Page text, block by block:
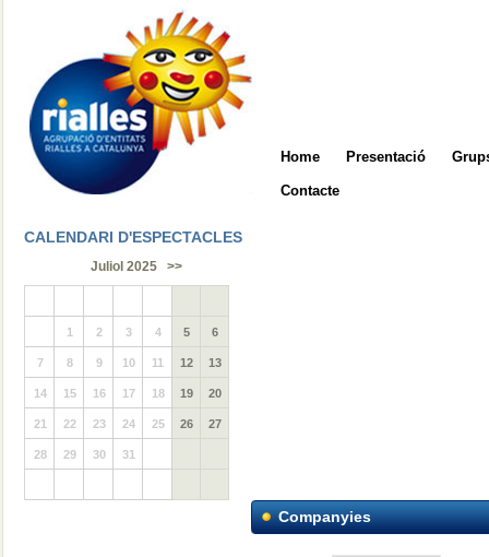
Home Presentació
Contacte
CALENDARI D'ESPECTACLES
Juliol 2025 >>
1 2 3 4 5 6
7 8 9 10 11 12 13
14 15 16 17 18 19 20
21 22 23 24 25 26 27
28 29 30 31
Companyies